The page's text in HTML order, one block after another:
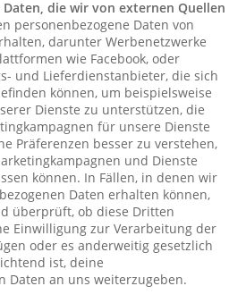
Daten, die wir von externen Quellen
personenbezogene Daten von
darunter Werbenetzwerke
wie Facebook, oder
und Lieferdienstanbieter, die sich
können, um beispielsweise
Dienste zu unterstützen, die
für unsere Dienste
Präferenzen besser zu verstehen,
und Dienste
können. In Fällen, in denen wir
Daten erhalten können,
überprüft, ob diese Dritten
Einwilligung zur Verarbeitung der
oder es anderweitig gesetzlich
ist, deine
Daten an uns weiterzugeben.